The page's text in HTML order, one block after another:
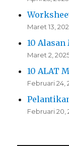
Maret 13,
10
Maret 2,
10 ALAT
Februari 24,
Februari 20,